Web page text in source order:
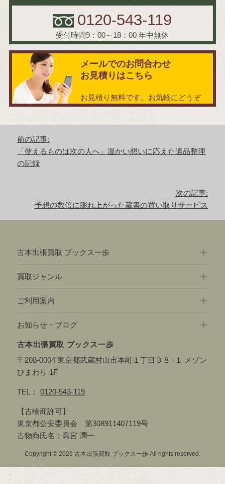
0120-543-119
受付時間9：00～18：00 年中無休
メールでのお問合わせ
お見積りはこちら
お見積り無料です。お気軽にどうぞ
前の記事:
前
の
「使えるものは次の人へ」温かい想いに応えた遺品整理
の記録
次の記事:
予想の数倍に膨れ上がった蔵書の買い取りサービス
古本出張買取 ブックス一歩
買取ジャンル
ご利用案内
お知らせ・ブログ
古本出張買取 ブックス一歩
〒208-0004 東京都武蔵村山市本町１丁目３８−１ メゾン
ひまわり 1F
TEL：0120-543-119
【古物商許可】
東京都公安委員会 第308911407119号
古物商氏名：高宮 潤一
Copyright © 2026 古本出張買取 ブックス一歩 All rights reserved.